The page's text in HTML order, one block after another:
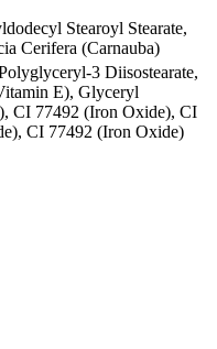
Stearoyl Stearate,
Cerifera (Carnauba)
3 Diisostearate,
E), Glyceryl
CI 77492 (Iron Oxide), CI
CI 77492 (Iron Oxide)